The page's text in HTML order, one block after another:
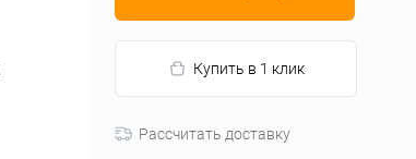
Купить в 1 клик
Рассчитать доставку